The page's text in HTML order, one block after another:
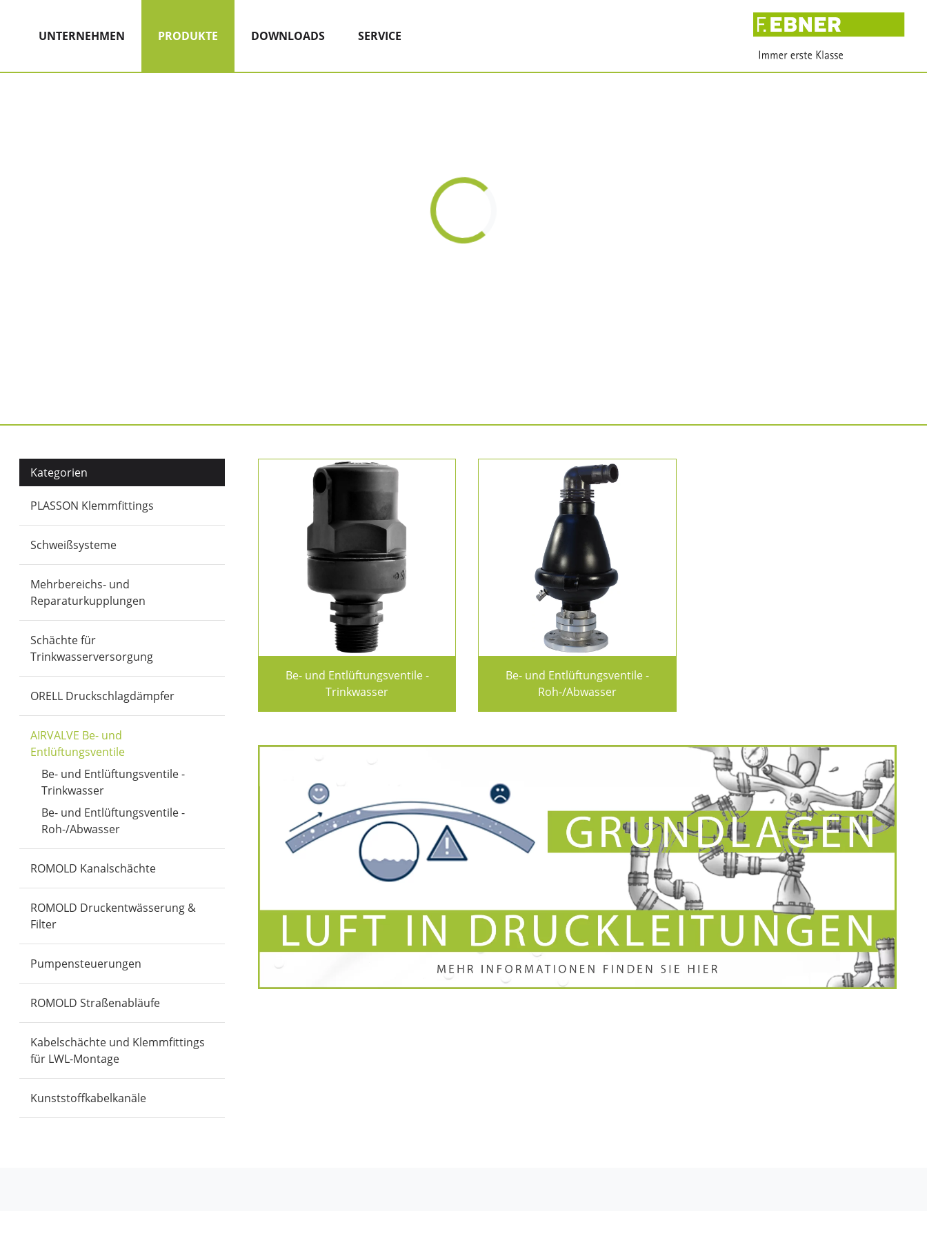
UNTERNEHMEN
PRODUKTE (AKTIV)DOWNLOADS SERVICE
Loading...
Kategorien
PLASSON Klemmfittings
Schweißsysteme
Mehrbereichs- und
Reparaturkupplungen
Schächte für
Trinkwasserversorgung
ORELL Druckschlagdämpfer
AIRVALVE Be- und
Entlüftungsventile(aktiv)
Be- und Entlüftungsventile -
Trinkwasser
Be- und Entlüftungsventile -
Roh-/Abwasser
ROMOLD Kanalschächte
ROMOLD Druckentwässerung &
Filter
Pumpensteuerungen
ROMOLD Straßenabläufe
Kabelschächte und Klemmfittings
für LWL-Montage
Kunststoffkabelkanäle
Be- und Entlüftungsventile -
Trinkwasser
Be- und Entlüftungsventile -
Roh-/Abwasser